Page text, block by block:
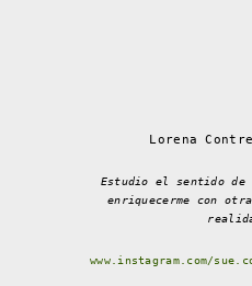
Lorena
Estudio el sentido de
enriquecerme con
www.instagram.com/